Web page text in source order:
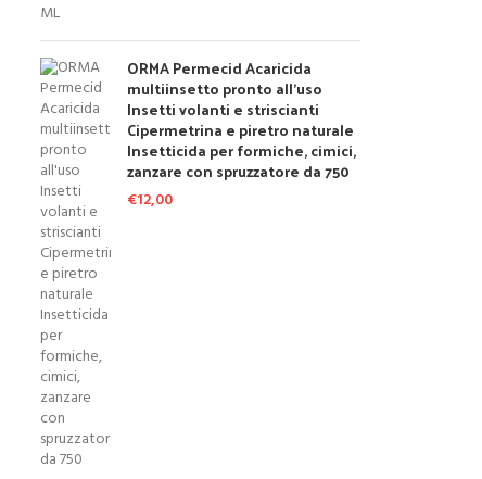
ORMA Permecid Acaricida
multiinsetto pronto all'uso
Insetti volanti e striscianti
Cipermetrina e piretro naturale
Insetticida per formiche, cimici,
zanzare con spruzzatore da 750
€12,00